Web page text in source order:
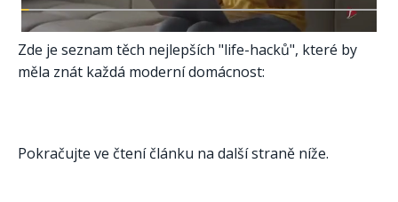
Zde je seznam těch nejlepších "life-hacků", které by
měla znát každá moderní domácnost:
Pokračujte ve čtení článku na další straně níže.